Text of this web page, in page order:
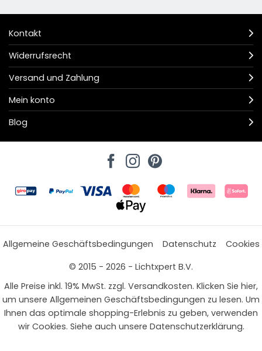
Kontakt
Widerrufsrecht
Versand und Zahlung
Mein konto
Blog
Allgemeine Geschäftsbedingungen Datenschutz
Cookies
© 2015 - 2026 - Lichtxpert B.V.
Alle Preise inkl. 19% MwSt. zzgl. Versandkosten. Klicken Sie hier,
um unsere Allgemeinen Geschäftsbedingungen zu lesen. Um
Ihnen das optimale shopping-Erlebnis zu geben, verwenden
wir Cookies. Siehe auch unsere Datenschutzerklärung.